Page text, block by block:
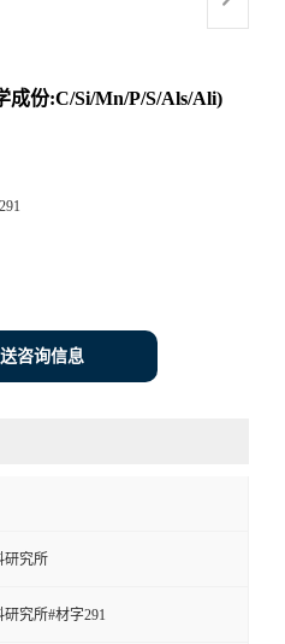
成份:C/Si/Mn/P/S/Als/Ali)
咨询信息
研究所
究所#材字291